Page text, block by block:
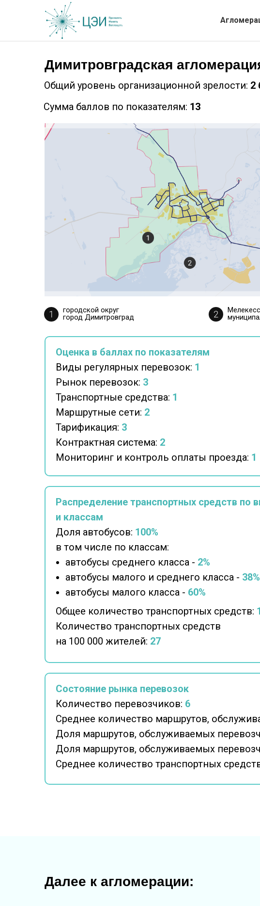
Димитровградская
Общий уровень организационной зрелости: 2
Сумма баллов по показателям: 13
Оценка в баллах по показателям
Виды регулярных перевозок: 1
Рынок перевозок: 3
Транспортные средства: 1
Маршрутные сети: 2
Тарификация: 3
Контрактная система: 2
Мониторинг и контроль оплаты проезда: 1
Распределение транспортных средств по
и классам
Доля автобусов: 100%
в том числе по классам:
автобусы среднего класса - 2%
автобусы малого и среднего класса - 38%
автобусы малого класса - 60%
Общее количество транспортных средств:
Количество транспортных средств
на 100 000 жителей: 27
Состояние рынка перевозок
Количество перевозчиков: 6
Среднее количество маршрутов,
Доля маршрутов, обслуживаемых
Доля маршрутов, обслуживаемых
Среднее количество транспортных
городской округ
город Димитровград
Далее к агломерации: